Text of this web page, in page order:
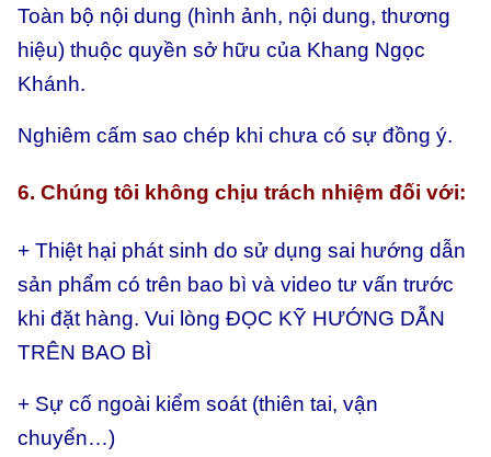
Toàn bộ nội dung (hình ảnh, nội dung, thương
hiệu) thuộc quyền sở hữu của Khang Ngọc
Khánh.
Nghiêm cấm sao chép khi chưa có sự đồng ý.
6. Chúng tôi không chịu trách nhiệm đối với:
+ Thiệt hại phát sinh do sử dụng sai hướng dẫn
sản phẩm có trên bao bì và video tư vấn trước
khi đặt hàng. Vui lòng ĐỌC KỸ HƯỚNG DẪN
TRÊN BAO BÌ
+ Sự cố ngoài kiểm soát (thiên tai, vận
chuyển…)